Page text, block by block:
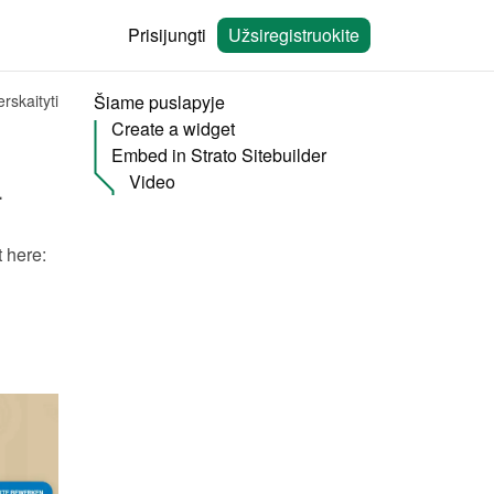
Prisijungti Užsiregistruokite
Šiame puslapyje
Create a widget
Embed in Strato Sitebuilder
Video